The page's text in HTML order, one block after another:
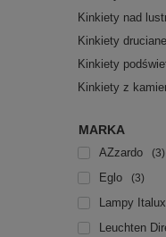
Kinkiety nad
Kinkiety druciane
Kinkiety
Kinkiety z
MARKA
AZzardo 3
Eglo 3
Lampy Italux
Leuchten